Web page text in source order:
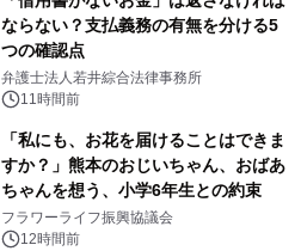
ならない？支払義務の有無を分ける5
つの確認点
弁護士法人若井綜合法律事務所
11時間前
「私にも、お花を届けることはできま
すか？」熊本のおじいちゃん、おばあ
ちゃんを想う、小学6年生との約束
フラワーライフ振興協議会
12時間前